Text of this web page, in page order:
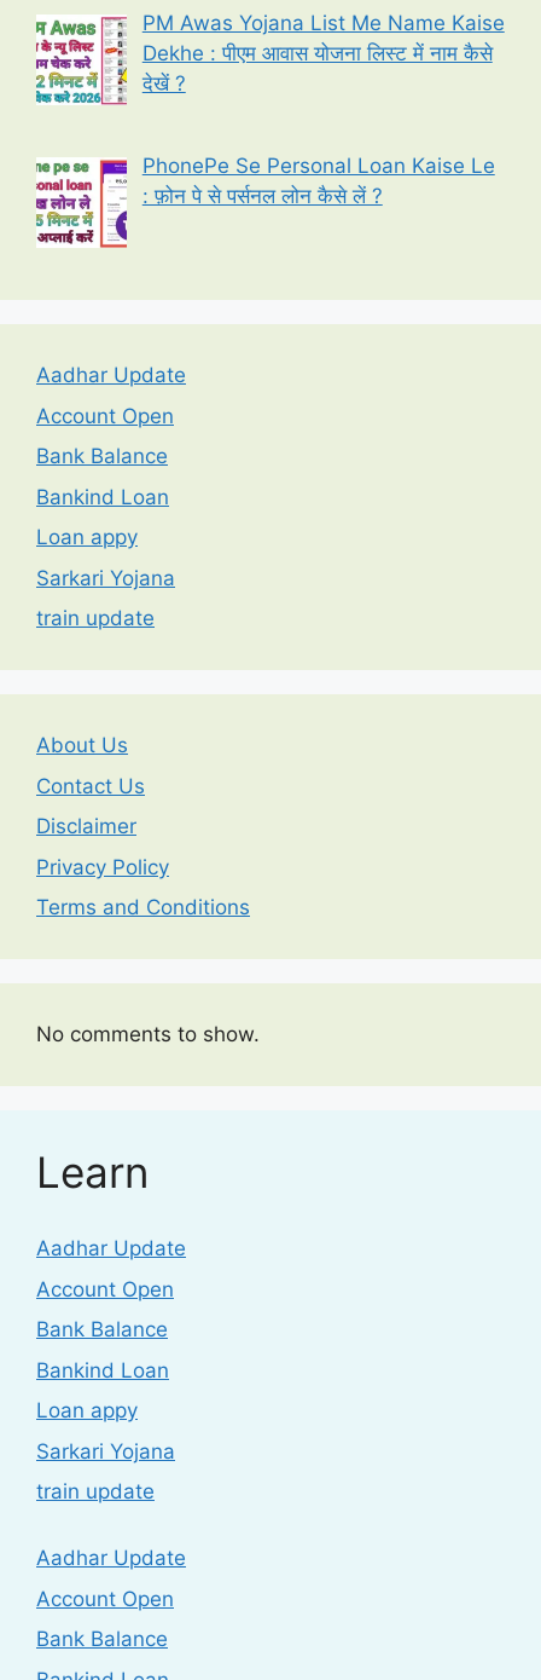
PM Awas Yojana List Me Name Kaise
Dekhe : पीएम आवास योजना लिस्ट में नाम कैसे
देखें ?
PhonePe Se Personal Loan Kaise Le
: फ़ोन पे से पर्सनल लोन कैसे लें ?
Aadhar Update
Account Open
Bank Balance
Bankind Loan
Loan appy
Sarkari Yojana
train update
About Us
Contact Us
Disclaimer
Privacy Policy
Terms and Conditions
No comments to show.
Learn
Aadhar Update
Account Open
Bank Balance
Bankind Loan
Loan appy
Sarkari Yojana
train update
Aadhar Update
Account Open
Bank Balance